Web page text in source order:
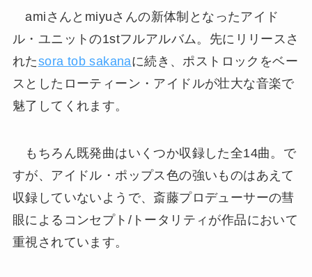
amiさんとmiyuさんの新体制となったアイド
ル・ユニットの1stフルアルバム。先にリリースさ
れたsora tob sakanaに続き、ポストロックをベー
スとしたローティーン・アイドルが壮大な音楽で
魅了してくれます。
もちろん既発曲はいくつか収録した全14曲。で
すが、アイドル・ポップス色の強いものはあえて
収録していないようで、斎藤プロデューサーの彗
眼によるコンセプト/トータリティが作品において
重視されています。